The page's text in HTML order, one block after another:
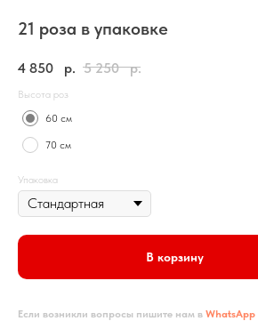
21 роза в упаковке
4 850 р. 5 250 р.
Высота роз
60 см
70 см
Упаковка
В корзину
Если возникли вопросы пишите нам в WhatsApp